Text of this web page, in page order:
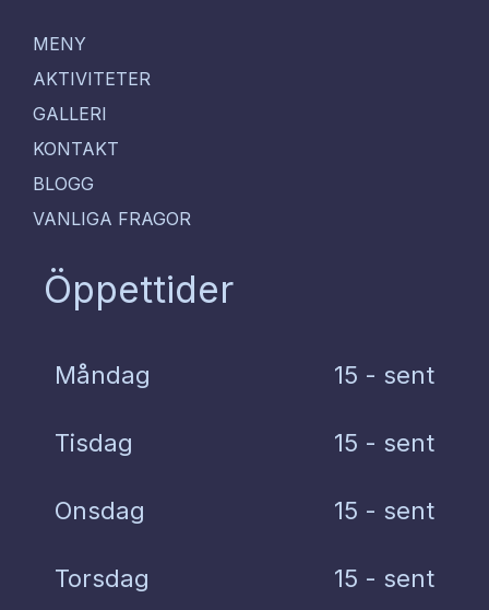
MENY
AKTIVITETER
GALLERI
KONTAKT
BLOGG
VANLIGA FRAGOR
Öppettider
Måndag 15 - sent
Tisdag 15 - sent
Onsdag 15 - sent
Torsdag 15 - sent